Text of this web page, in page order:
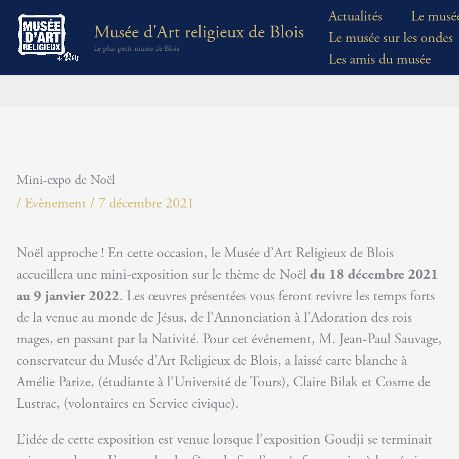
Aller
contenu
Musée d'Art religieux de Blois
Le plus petit musée de Blois
Actualités
Le
Le musée sur les ondes
Les amis du musée
Mini-expo de Noël
/ Evènement / 7 décembre 2021
Noël approche ! En cette occasion, le Musée d’Art Religieux de Blois
accueillera une mini-exposition sur le thème de Noël du 18 décembre 2021
au 9 janvier 2022. Les œuvres présentées vous feront revivre les temps forts
de la venue au monde de Jésus, de l’Annonciation à l’Adoration des rois
mages, en passant par la Nativité. Pour cet événement, M. Jean-Paul Sauvage,
conservateur du Musée d’Art Religieux de Blois, a laissé carte blanche à
Amélie Parize, (étudiante à l’Université de Tours), Claire Bilak et Cosme de
Lustrac, (volontaires en Service civique).
L’idée de cette exposition est venue lorsque l’exposition Goudji se terminait